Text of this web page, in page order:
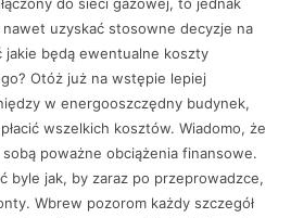
uzyskać stosowne decyzje na
jakie będą ewentualne koszty
Otóż już na wstępie lepiej
w energooszczędny budynek,
wszelkich kosztów. Wiadomo, że
poważne obciążenia finansowe.
byle jak, by zaraz po przeprowadzce,
Wbrew pozorom każdy szczegół